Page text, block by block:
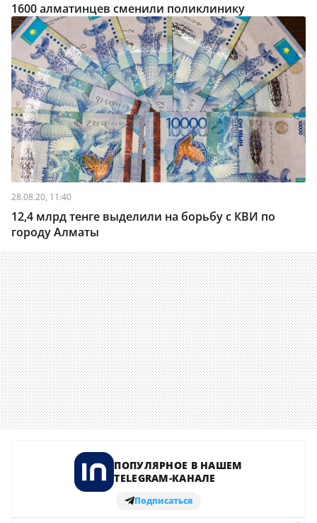
1600 алматинцев сменили поликлинику
28.08.20, 11:40
12,4 млрд тенге выделили на борьбу с КВИ по
городу Алматы